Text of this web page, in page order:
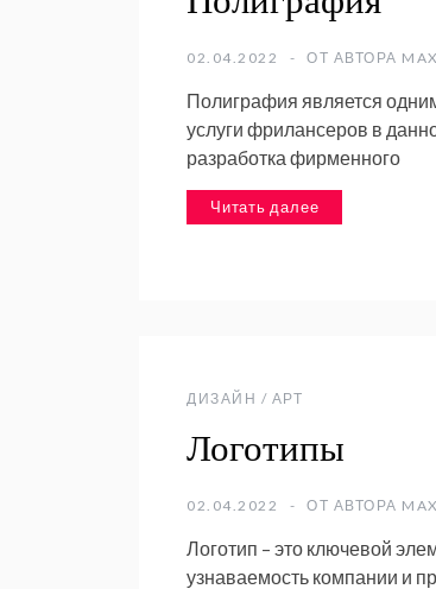
02.04.2022 ОТ АВТОРА
Полиграфия является
услуги фрилансеров в
разработка фирменного
Читать далее
ДИЗАЙН / АРТ
Логотипы
02.04.2022 ОТ АВТОРА
Логотип – это ключевой
узнаваемость компании и